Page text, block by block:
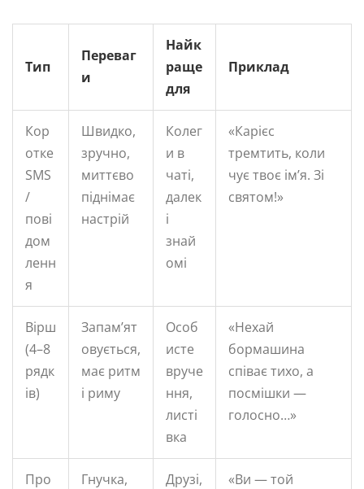
Тип
Переваг
и
Найк
раще
для
Приклад
Кор
отке
SMS
/
пові
дом
ленн
я
Швидко,
зручно,
миттєво
піднімає
настрій
Колег
и в
чаті,
далек
і
знай
омі
«Карієс
тремтить, коли
чує твоє ім’я. Зі
святом!»
Вірш
(4–8
рядк
ів)
Запам’ят
овується,
має ритм
і риму
Особ
исте
вруче
ння,
листі
вка
«Нехай
бормашина
співає тихо, а
посмішки —
голосно…»
Про
Гнучка,
Друзі,
«Ви — той